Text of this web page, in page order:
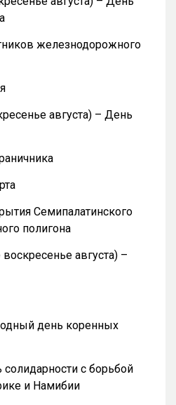
железнодорожного
августа) – День
Семипалатинского
полигона
августа) –
день коренных
с борьбой
и Намибии